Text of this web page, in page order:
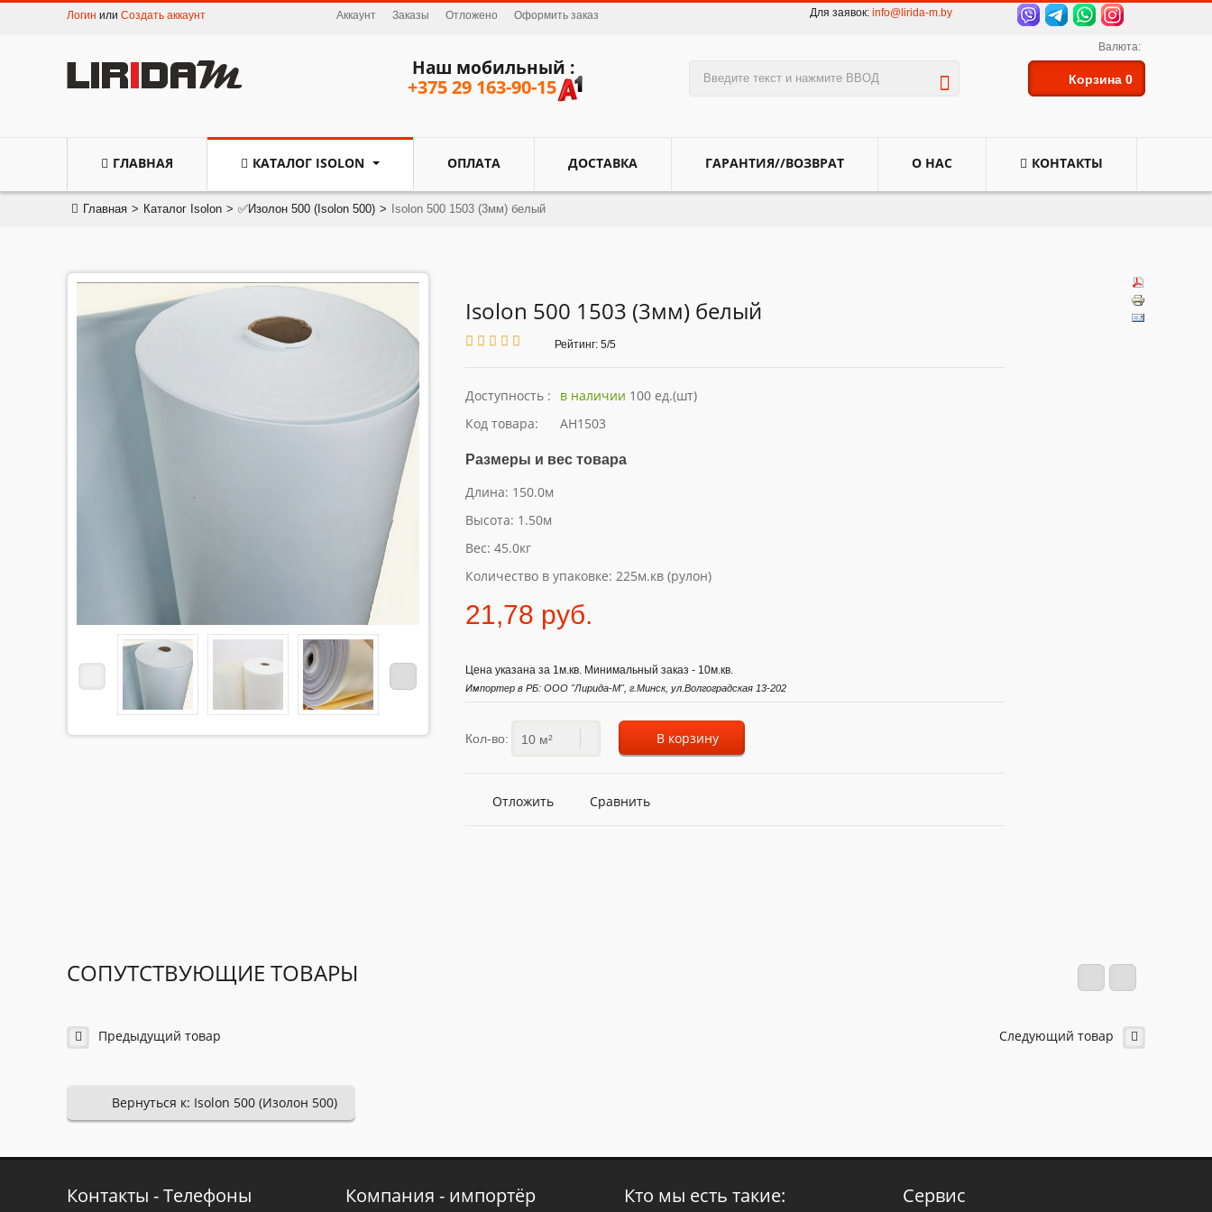
Логин или Создать аккаунт Аккаунт Заказы Отложено Оформить заказ Для заявок: info@lirida-m.by
Валюта:
Наш мобильный :
+375 29 163-90-15 Корзина 0
ГЛАВНАЯ КАТАЛОГ ISOLON ОПЛАТА ДОСТАВКА ГАРАНТИЯ//ВОЗВРАТ О НАС КОНТАКТЫ
Главная > Каталог Isolon > ✅Изолон 500 (Isolon 500) > Isolon 500 1503 (3мм) белый
Isolon 500 1503 (3мм) белый
Рейтинг: 5/5
Доступность : в наличии 100 ед.(шт)
Код товара:
AH1503
Размеры и вес товара
Длина: 150.0м
Высота: 1.50м
Вес: 45.0кг
Количество в упаковке: 225м.кв (рулон)
21,78 pуб.
Цена указана за 1м.кв. Минимальный заказ - 10м.кв.
Импортер в РБ: ООО "Лирида-М", г.Минск, ул.Волгоградская 13-202
Кол-во: В корзину
Отложить Сравнить
СОПУТСТВУЮЩИЕ ТОВАРЫ
Предыдущий товар Следующий товар
Вернуться к: Isolon 500 (Изолон 500)
Контакты - Телефоны Компания - импортёр Кто мы есть такие: Сервис